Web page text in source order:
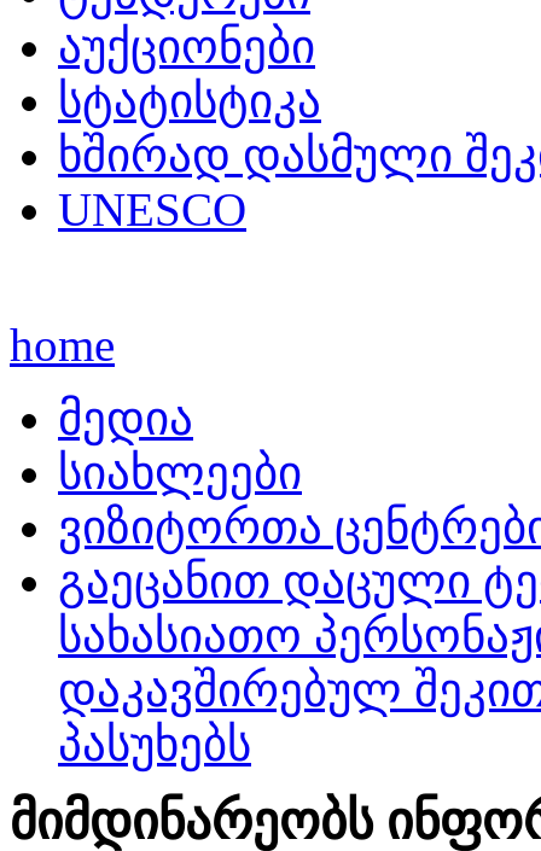
აუქციონები
სტატისტიკა
ხშირად დასმული
UNESCO
home
მედია
სიახლეები
ვიზიტორთა
გაეცანით დაცული
სახასიათო
დაკავშირებულ
პასუხებს
მიმდინარეობს